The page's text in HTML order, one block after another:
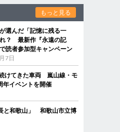
もっと見る
選んだ「記憶に残る一
？ 最新作『永遠の記
読者参加型キャンペーン
7日
けてきた車両 嵐山線・モ
年イベントを開催
と和歌山」 和歌山市立博